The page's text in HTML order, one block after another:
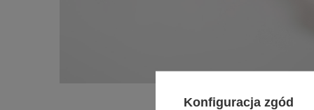
Konfiguracja zgód